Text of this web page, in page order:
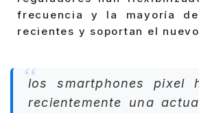
frecuencia y la mayoría
recientes y soportan el
los smartphones pixel
recientemente una